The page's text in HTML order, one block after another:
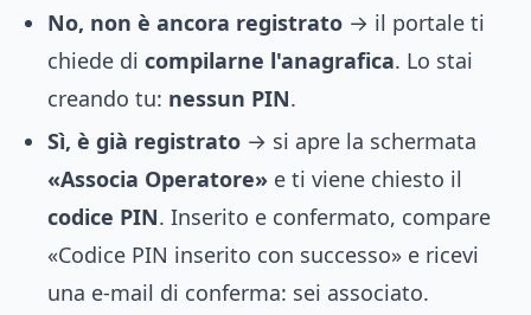
No, non è ancora registrato → il portale ti
chiede di compilarne l'anagrafica. Lo stai
creando tu: nessun PIN.
Sì, è già registrato → si apre la schermata
«Associa Operatore» e ti viene chiesto il
codice PIN. Inserito e confermato, compare
«Codice PIN inserito con successo» e ricevi
una e-mail di conferma: sei associato.